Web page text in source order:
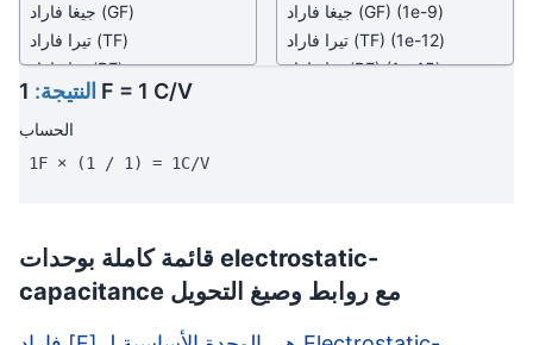
جيغا فاراد (GF)
تيرا فاراد (TF)
بيتا فاراد (PF)
إكسا فاراد (EF)
سنتي فاراد
ديسي فاراد
(dF)
أتو فاراد (aF)
أب فاراد (abF)
جيغا فاراد (GF) (1e-9)
تيرا فاراد (TF) (1e-12)
بيتا فاراد (PF) (1e-15)
أتو فاراد (aF)
أب فاراد (abF) (1e-9)
النتيجة: 1 F = 1 C/V
الحساب
1F × (1 / 1) = 1C/V
قائمة كاملة بوحدات electrostatic-
capacitance مع روابط وصيغ التحويل